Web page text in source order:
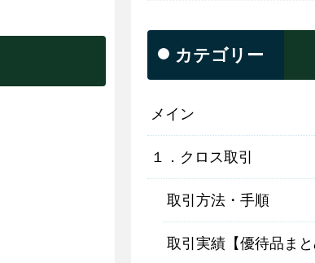
カテゴリー
メイン
１．クロス取引
取引方法・手順
取引実績【優待品まと